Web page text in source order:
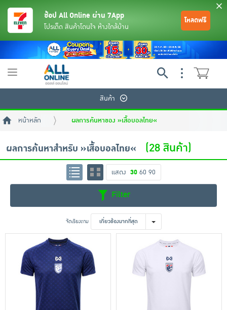
เครื่องปรุงรสและของแห้ง
ขนมขบเคี้ยว และช็อคโกแลต
อาหารสด ผัก ผลไม้และเบเกอรี่
ช้อป All Online ผ่าน 7App
โปรเด็ด สินค้าโดนใจ ห้างใกล้บ้าน
โหลดฟรี
Toggle
สินค้า
หน้าหลัก ผลการค้นหาของ »เสื้อบอลไทย«
ผลการค้นหาสำหรับ »เสื้อบอลไทย« (28 สินค้า)
แสดง 30 60 90
Filter
จัดเรียงตาม เกี่ยวข้องมากที่สุด